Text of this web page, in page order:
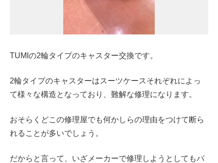
TUMIの2輪タイプのキャスター交換です。
2輪タイプのキャスターはスーツケースそれぞれによっ
て様々な構造となっており、難解な修理になります。
おそらくどこの修理屋でも何かしらの理由をつけて断ら
れることが多いでしょう。
だからと言って、いざメーカーで修理しようとしてもパ